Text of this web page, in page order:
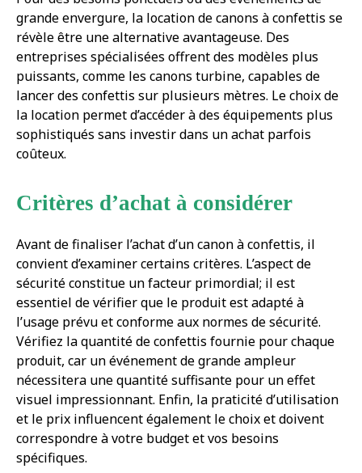
grande envergure, la location de canons à confettis se
révèle être une alternative avantageuse. Des
entreprises spécialisées offrent des modèles plus
puissants, comme les canons turbine, capables de
lancer des confettis sur plusieurs mètres. Le choix de
la location permet d’accéder à des équipements plus
sophistiqués sans investir dans un achat parfois
coûteux.
Critères d’achat à considérer
Avant de finaliser l’achat d’un canon à confettis, il
convient d’examiner certains critères. L’aspect de
sécurité constitue un facteur primordial; il est
essentiel de vérifier que le produit est adapté à
l’usage prévu et conforme aux normes de sécurité.
Vérifiez la quantité de confettis fournie pour chaque
produit, car un événement de grande ampleur
nécessitera une quantité suffisante pour un effet
visuel impressionnant. Enfin, la praticité d’utilisation
et le prix influencent également le choix et doivent
correspondre à votre budget et vos besoins
spécifiques.